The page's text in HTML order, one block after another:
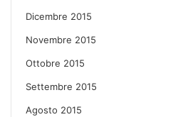
Dicembre 2015
Novembre 2015
Ottobre 2015
Settembre 2015
Agosto 2015